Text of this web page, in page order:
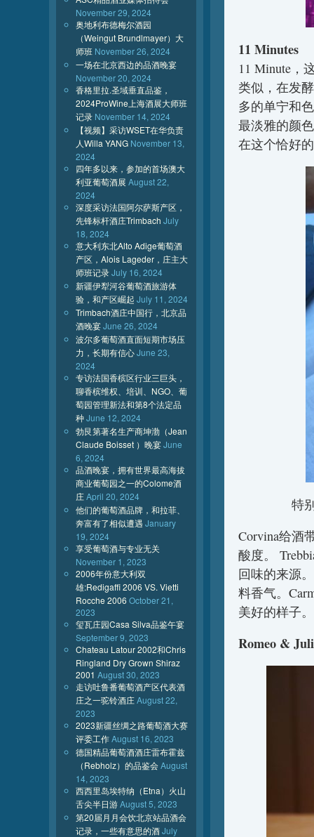
11 Minutes
11 Minute，
类似，在发
多的单宁和
最淡雅的颜
在这个恰好
特
Corvina给酒
酸度。
回味的来源
料香气。
美好的样子。
Romeo &
November 29, 2024
奥地利布德梅尔酒园
（Weingut Brundlmayer）大
师班 November 26, 2024
一场在北京西边的品酒晚宴
November 20, 2024
香格里拉.圣域垂直品鉴，
2024ProWine上海酒展大师班
记录 November 14, 2024
【视频】采访WSET在华负责
人Willa YANG November 13,
2024
四年多以来，参加的首场澳大
利亚葡萄酒展 August 22,
2024
深度采访法国阿尔萨斯产区，
先锋标杆酒庄Trimbach July
18, 2024
意大利东北Alto Adige葡萄酒
产区，Alois Lageder，庄主大
师班记录July 16, 2024
新疆伊犁河谷葡萄酒旅游体
验，和产区崛起 July 11, 2024
Trimbach酒庄中国行，北京品
酒晚宴June 26, 2024
波尔多葡萄酒直面短期市场压
力，长期有信心June 23,
2024
专访法国香槟区行业三巨头，
聊香槟维权、培训、NGO、葡
萄园管理新法和第8个法定品
种June 12, 2024
勃艮第著名生产商坤渤（Jean
Claude Boisset ）晚宴June
6, 2024
品酒晚宴，拥有世界最高海拔
商业葡萄园之一的Colome酒
庄April 20, 2024
他们的葡萄酒品牌，和拉菲、
奔富有了相似遭遇 January
19, 2024
享受葡萄酒与专业无关
November 1, 2023
2006年份意大利双
雄:Redigaffi 2006 VS. Vietti
Rocche 2006 October 21,
2023
玺瓦庄园Casa Silva品鉴午宴
September 9, 2023
Chateau Latour 2002和Chris
Ringland Dry Grown Shiraz
2001 August 30, 2023
走访吐鲁番葡萄酒产区代表酒
庄之一驼铃酒庄August 22,
2023
2023新疆丝绸之路葡萄酒大赛
评委工作August 16, 2023
德国精品葡萄酒酒庄雷布霍兹
（Rebholz）的品鉴会August
14, 2023
西西里岛埃特纳（Etna）火山
舌尖半日游August 5, 2023
第20届月月会饮北京站品酒会
记录，一些有意思的酒July